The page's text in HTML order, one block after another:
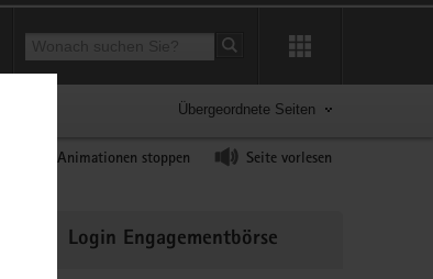
Suchbegriff
Suche starten
Übergeordnete Seiten
Animationen stoppen Seite vorlesen
Informationen
Login Engagementbörse